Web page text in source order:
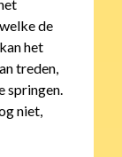
de
het
treden,
springen.
niet,